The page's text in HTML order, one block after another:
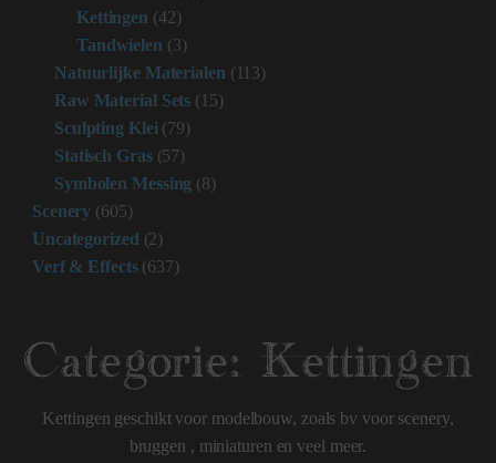
Kettingen (42)
Tandwielen (3)
Natuurlijke Materialen (113)
Raw Material Sets (15)
Sculpting Klei (79)
Statisch Gras (57)
Symbolen Messing (8)
Scenery (605)
Uncategorized (2)
Verf & Effects (637)
Categorie: Kettingen
Kettingen geschikt voor modelbouw, zoals bv voor scenery,
bruggen , miniaturen en veel meer.